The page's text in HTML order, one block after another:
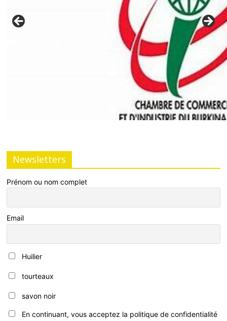
Newsletters
Prénom ou nom complet
Email
Huilier
tourteaux
savon noir
En continuant, vous acceptez la politique de confidentialité